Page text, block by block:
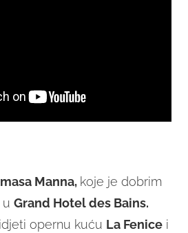
Manna, koje je dobrim
Grand Hotel des Bains.
opernu kuću La Fenice i